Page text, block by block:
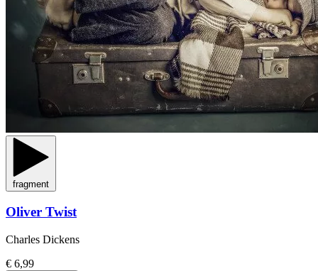
fragment
Oliver Twist
Charles Dickens
€ 6,99